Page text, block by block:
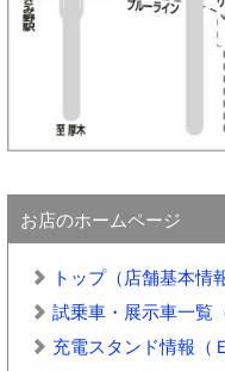
お店のホームページ
トップ（店舗基本情
試乗車・展示車一覧
充電スタンド情報（